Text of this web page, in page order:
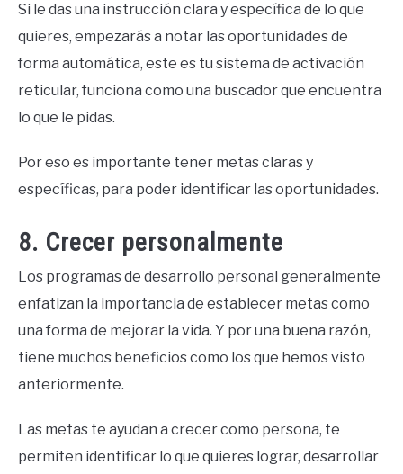
Si le das una instrucción clara y específica de lo que
quieres, empezarás a notar las oportunidades de
forma automática, este es tu sistema de activación
reticular, funciona como una buscador que encuentra
lo que le pidas.
Por eso es importante tener metas claras y
específicas, para poder identificar las oportunidades.
8. Crecer personalmente
Los programas de desarrollo personal generalmente
enfatizan la importancia de establecer metas como
una forma de mejorar la vida. Y por una buena razón,
tiene muchos beneficios como los que hemos visto
anteriormente.
Las metas te ayudan a crecer como persona, te
permiten identificar lo que quieres lograr, desarrollar